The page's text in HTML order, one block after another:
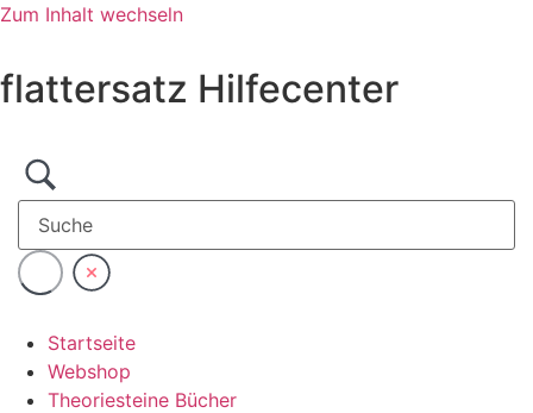
Zum Inhalt wechseln
flattersatz Hilfecenter
Startseite
Webshop
Theoriesteine Bücher